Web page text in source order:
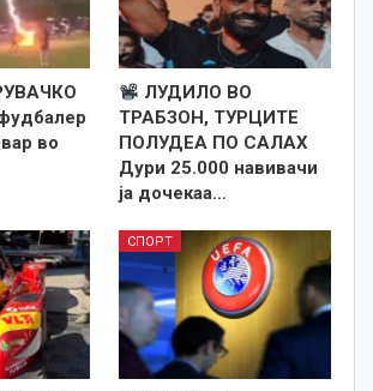
во
ЛУДИЛО ВО
ТРАБЗОН, ТУРЦИТЕ
ПОЛУДЕА ПО САЛАХ
Дури 25.000 навивачи
ја дочекаа…
СПОРТ